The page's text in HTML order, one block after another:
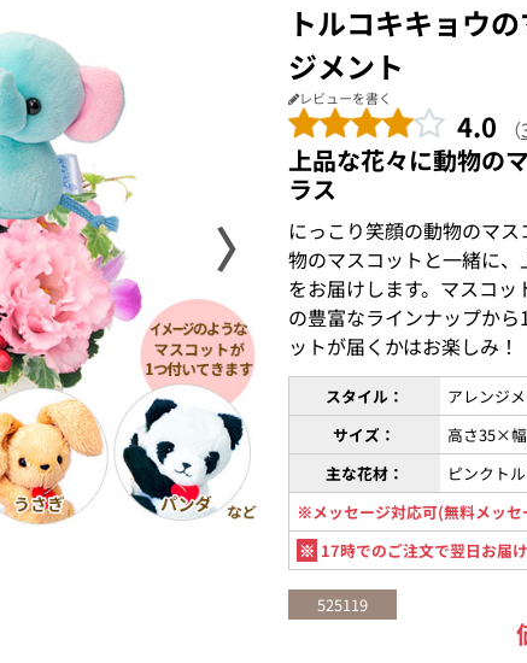
〉
トルコキキョウ
ジメント
レビューを書く
4.0 （
上品な花々に動物の
ラス
にっこり笑顔の動物のマ
物のマスコットと一緒に
をお届けします。マスコ
の豊富なラインナップか
ットが届くかはお楽しみ！
スタイル：
アレンジ
サイズ：
高さ35×
主な花材：
ピンクト
※メッセージ対応可(無料メッ
※ 17時でのご注文で翌日お届け
525119